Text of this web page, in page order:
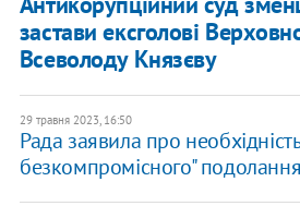
застави ексголові
Всеволоду Князєву
29 травня 2023, 16:50
Рада заявила про
безкомпромісного"